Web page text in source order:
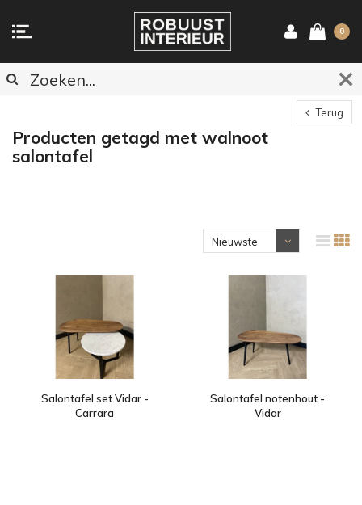
0
Terug
Producten getagd met walnoot
salontafel
Nieuwste
Salontafel set Vidar -
Carrara
Salontafel notenhout -
Vidar